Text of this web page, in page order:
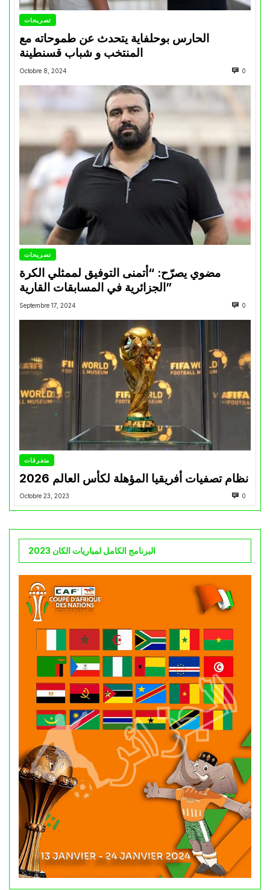
تصريحات
الحارس بوحلفاية يتحدث عن طموحاته مع
المنتخب و شباب قسنطينة
Octobre 8, 2024 0
تصريحات
مضوي يصرّح: “أتمنى التوفيق لممثلي الكرة
الجزائرية في المسابقات القارية”
Septembre 17, 2024 0
متفرقات
نظام تصفيات أفريقيا المؤهلة لكأس العالم 2026
Octobre 23, 2023 0
البرنامج الكامل لمباريات الكان 2023